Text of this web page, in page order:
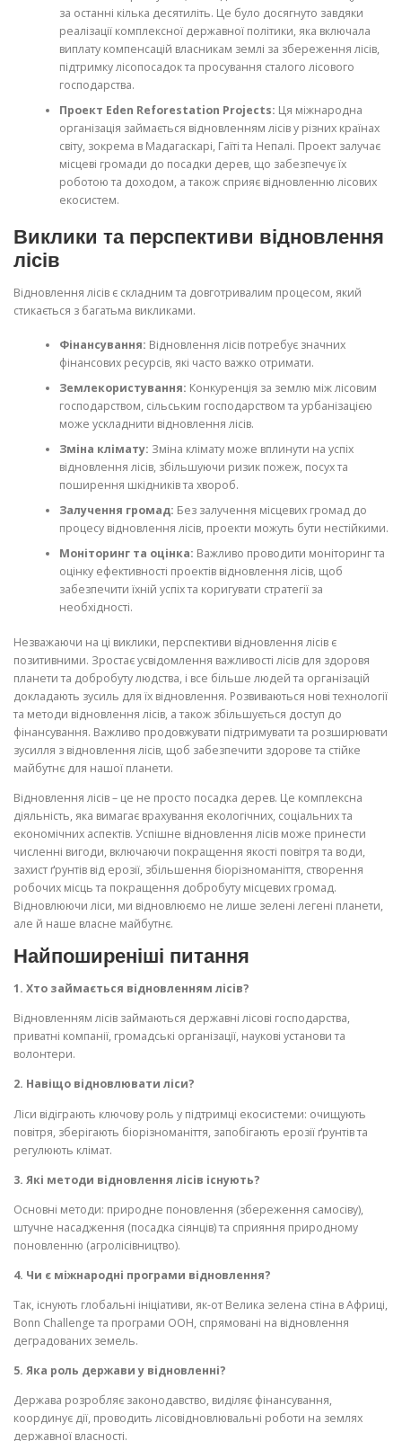
за останні кілька десятиліть. Це було досягнуто завдяки
реалізації комплексної державної політики, яка включала
виплату компенсацій власникам землі за збереження лісів,
підтримку лісопосадок та просування сталого лісового
господарства.
Проект Eden Reforestation Projects: Ця міжнародна
організація займається відновленням лісів у різних країнах
світу, зокрема в Мадагаскарі, Гаїті та Непалі. Проект залучає
місцеві громади до посадки дерев, що забезпечує їх
роботою та доходом, а також сприяє відновленню лісових
екосистем.
Виклики та перспективи відновлення
лісів
Відновлення лісів є складним та довготривалим процесом, який
стикається з багатьма викликами.
Фінансування: Відновлення лісів потребує значних
фінансових ресурсів, які часто важко отримати.
Землекористування: Конкуренція за землю між лісовим
господарством, сільським господарством та урбанізацією
може ускладнити відновлення лісів.
Зміна клімату: Зміна клімату може вплинути на успіх
відновлення лісів, збільшуючи ризик пожеж, посух та
поширення шкідників та хвороб.
Залучення громад: Без залучення місцевих громад до
процесу відновлення лісів, проекти можуть бути нестійкими.
Моніторинг та оцінка: Важливо проводити моніторинг та
оцінку ефективності проектів відновлення лісів, щоб
забезпечити їхній успіх та коригувати стратегії за
необхідності.
Незважаючи на ці виклики, перспективи відновлення лісів є
позитивними. Зростає усвідомлення важливості лісів для здоровя
планети та добробуту людства, і все більше людей та організацій
докладають зусиль для їх відновлення. Розвиваються нові технології
та методи відновлення лісів, а також збільшується доступ до
фінансування. Важливо продовжувати підтримувати та розширювати
зусилля з відновлення лісів, щоб забезпечити здорове та стійке
майбутнє для нашої планети.
Відновлення лісів – це не просто посадка дерев. Це комплексна
діяльність, яка вимагає врахування екологічних, соціальних та
економічних аспектів. Успішне відновлення лісів може принести
численні вигоди, включаючи покращення якості повітря та води,
захист ґрунтів від ерозії, збільшення біорізноманіття, створення
робочих місць та покращення добробуту місцевих громад.
Відновлюючи ліси, ми відновлюємо не лише зелені легені планети,
але й наше власне майбутнє.
Найпоширеніші питання
1. Хто займається відновленням лісів?
Відновленням лісів займаються державні лісові господарства,
приватні компанії, громадські організації, наукові установи та
волонтери.
2. Навіщо відновлювати ліси?
Ліси відіграють ключову роль у підтримці екосистеми: очищують
повітря, зберігають біорізноманіття, запобігають ерозії ґрунтів та
регулюють клімат.
3. Які методи відновлення лісів існують?
Основні методи: природне поновлення (збереження самосіву),
штучне насадження (посадка сіянців) та сприяння природному
поновленню (агролісівництво).
4. Чи є міжнародні програми відновлення?
Так, існують глобальні ініціативи, як-от Велика зелена стіна в Африці,
Bonn Challenge та програми ООН, спрямовані на відновлення
деградованих земель.
5. Яка роль держави у відновленні?
Держава розробляє законодавство, виділяє фінансування,
координує дії, проводить лісовідновлювальні роботи на землях
державної власності.